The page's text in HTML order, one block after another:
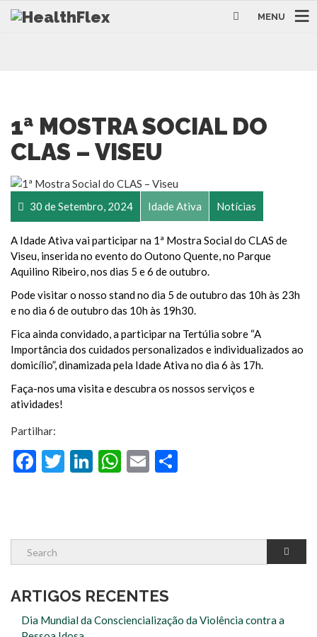
MENU
1ª MOSTRA SOCIAL DO
CLAS – VISEU
30 de Setembro, 2024 Idade Ativa Notícias
A Idade Ativa vai participar na 1ª Mostra Social do CLAS de
Viseu, inserida no evento do Outono Quente, no Parque
Aquilino Ribeiro, nos dias 5 e 6 de outubro.
Pode visitar o nosso stand no dia 5 de outubro das 10h às 23h
e no dia 6 de outubro das 10h às 19h30.
Fica ainda convidado, a participar na Tertúlia sobre “A
Importância dos cuidados personalizados e individualizados ao
domicílio”, dinamizada pela Idade Ativa no dia 6 às 17h.
Faça-nos uma visita e descubra os nossos serviços e
atividades!
Partilhar:
Facebook
Twitter
LinkedIn
WhatsApp
Email
ARTIGOS RECENTES
Dia Mundial da Consciencialização da Violência contra a